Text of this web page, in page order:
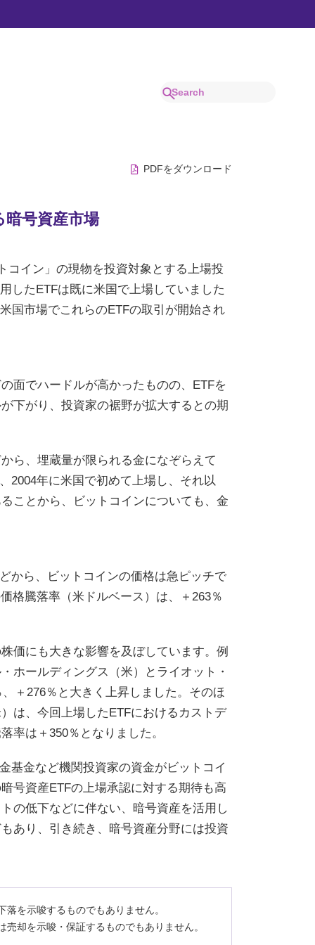
PDFをダウンロード
号資産市場
コイン」の現物を投資対象とする上場投
したETFは既に米国で上場していました
国市場でこれらのETFの取引が開始され
面でハードルが高かったものの、ETFを
下がり、投資家の裾野が拡大するとの期
ら、埋蔵量が限られる金になぞらえて
2004年に米国で初めて上場し、それ以
ことから、ビットコインについても、金
から、ビットコインの価格は急ピッチで
格騰落率（米ドルベース）は、＋263％
価にも大きな影響を及ぼしています。例
ホールディングス（米）とライオット・
＋276％と大きく上昇しました。そのほ
は、今回上場したETFにおけるカストデ
率は＋350％となりました。
基金など機関投資家の資金がビットコイ
号資産ETFの上場承認に対する期待も高
の低下などに伴ない、暗号資産を活用し
あり、引き続き、暗号資産分野には投資
を示唆するものでもありません。
却を示唆・保証するものでもありません。